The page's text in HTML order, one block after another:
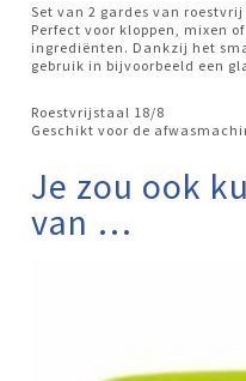
Set van 2 gardes van
Perfect voor kloppen, mixen
ingrediënten. Dankzij het
gebruik in bijvoorbeeld een
Roestvrijstaal 18/8
Geschikt voor de
Je zou ook
van …